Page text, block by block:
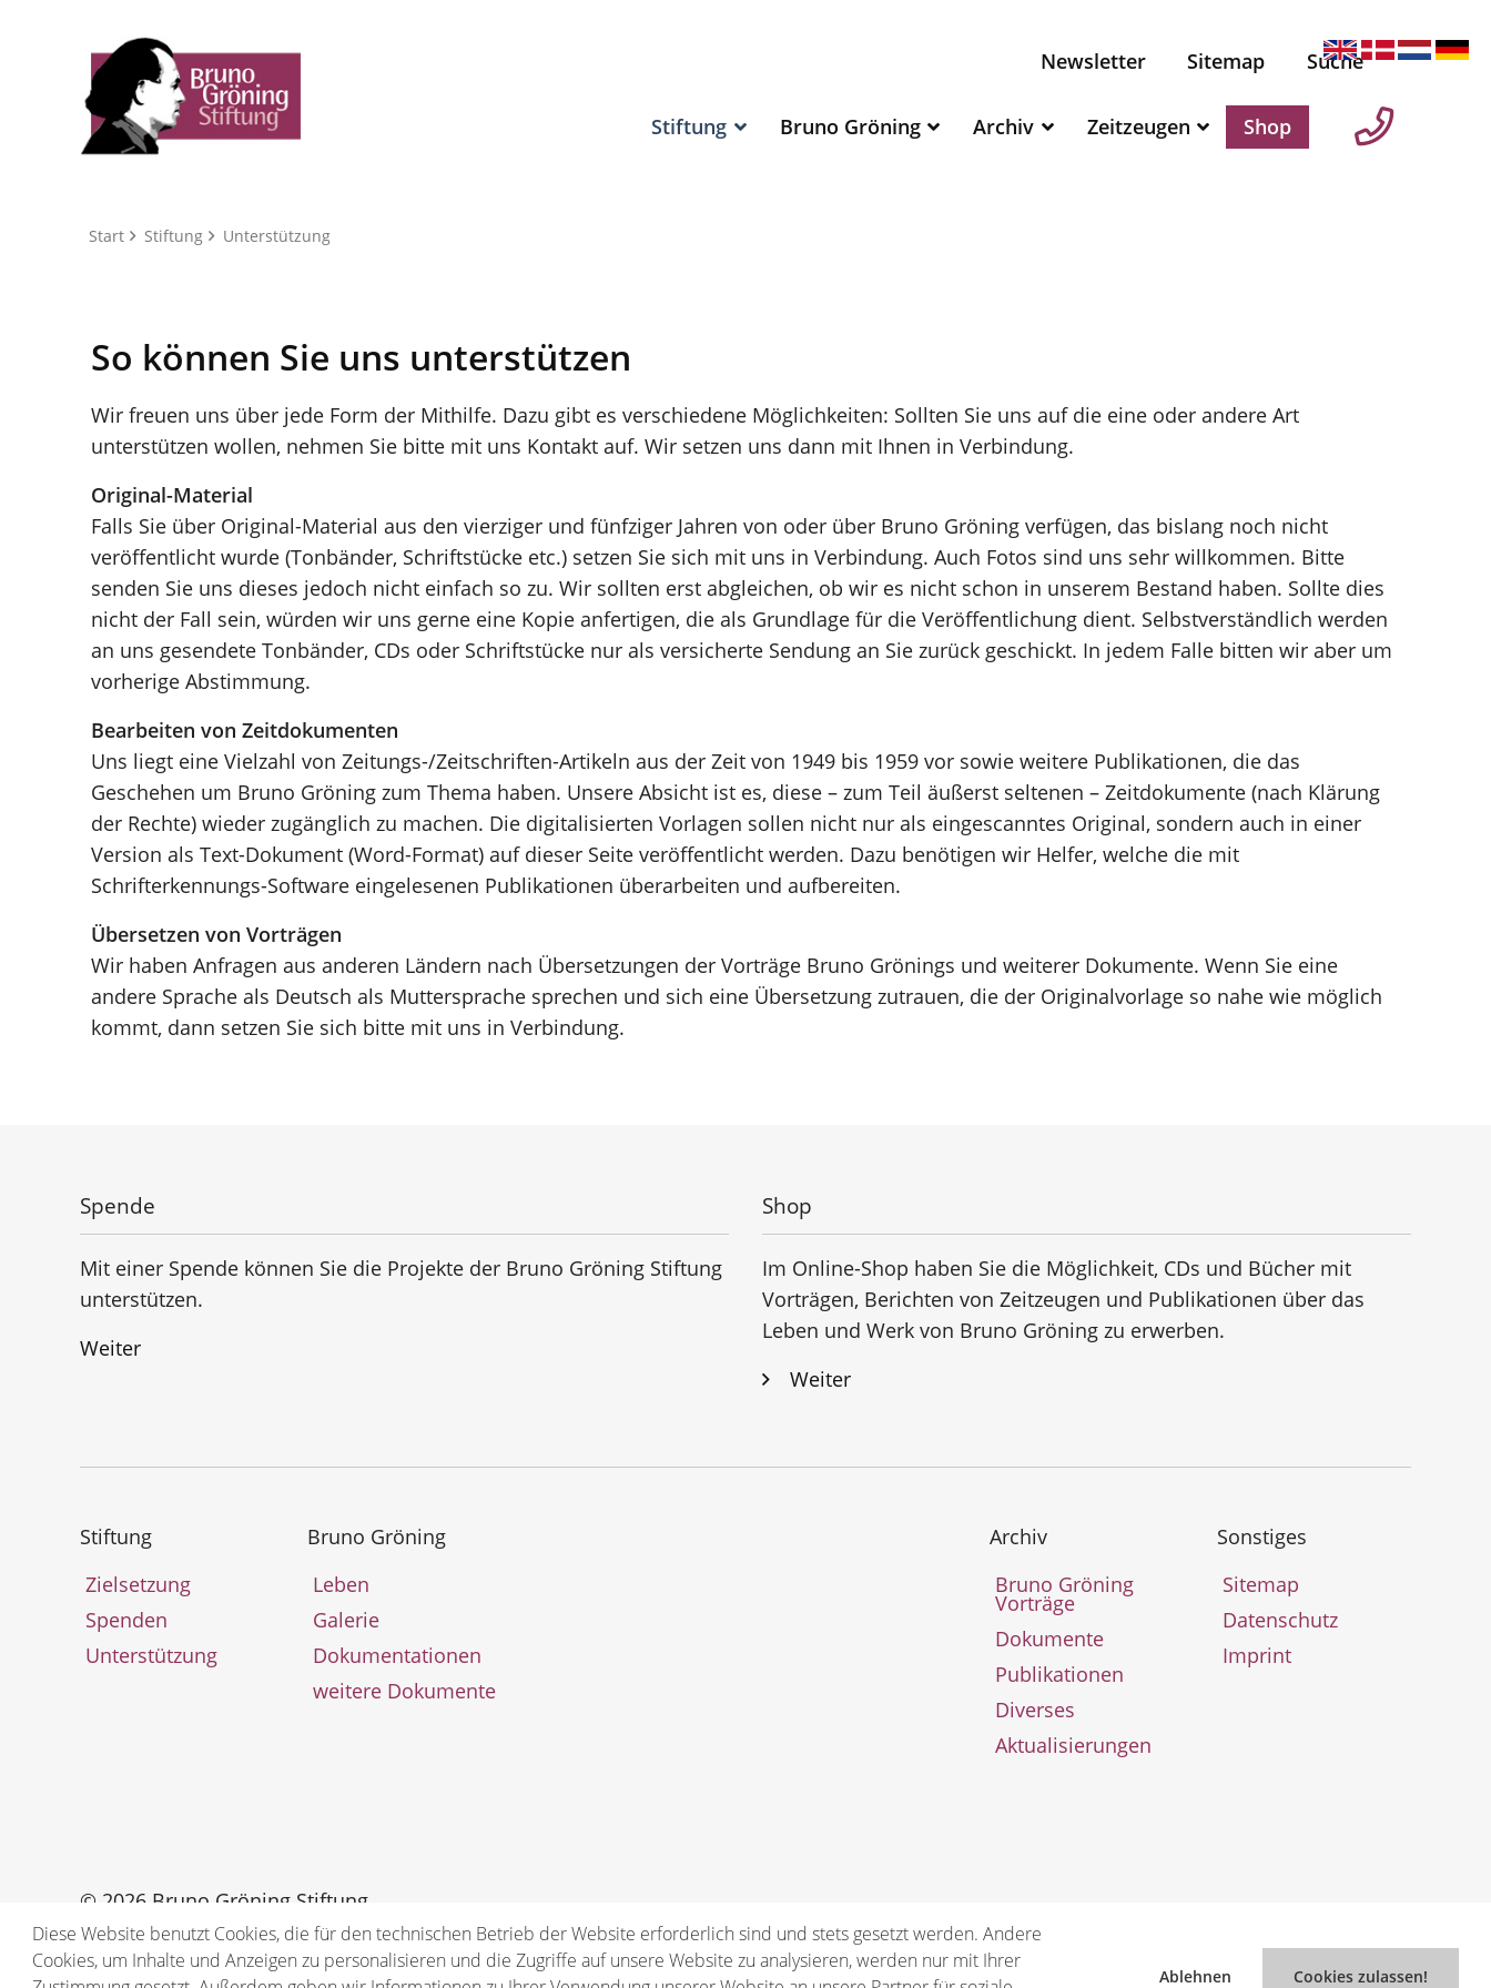
Diese Website benutzt Cookies, die für den technischen Betrieb der Website erforderlich sind und stets gesetzt werden. Andere
Cookies, um Inhalte und Anzeigen zu personalisieren und die Zugriffe auf unsere Website zu analysieren, werden nur mit Ihrer
Ablehnen Cookies zulassen!
Newsletter Sitemap Suche
Stiftung Bruno Gröning Archiv Zeitzeugen Shop
Start Stiftung Unterstützung
So können Sie uns unterstützen
Wir freuen uns über jede Form der Mithilfe. Dazu gibt es verschiedene Möglichkeiten: Sollten Sie uns auf die eine oder andere Art
unterstützen wollen, nehmen Sie bitte mit uns Kontakt auf. Wir setzen uns dann mit Ihnen in Verbindung.
Original-Material
Falls Sie über Original-Material aus den vierziger und fünfziger Jahren von oder über Bruno Gröning verfügen, das bislang noch nicht
veröffentlicht wurde (Tonbänder, Schriftstücke etc.) setzen Sie sich mit uns in Verbindung. Auch Fotos sind uns sehr willkommen. Bitte
senden Sie uns dieses jedoch nicht einfach so zu. Wir sollten erst abgleichen, ob wir es nicht schon in unserem Bestand haben. Sollte dies
nicht der Fall sein, würden wir uns gerne eine Kopie anfertigen, die als Grundlage für die Veröffentlichung dient. Selbstverständlich werden
an uns gesendete Tonbänder, CDs oder Schriftstücke nur als versicherte Sendung an Sie zurück geschickt. In jedem Falle bitten wir aber um
vorherige Abstimmung.
Bearbeiten von Zeitdokumenten
Uns liegt eine Vielzahl von Zeitungs-/Zeitschriften-Artikeln aus der Zeit von 1949 bis 1959 vor sowie weitere Publikationen, die das
Geschehen um Bruno Gröning zum Thema haben. Unsere Absicht ist es, diese – zum Teil äußerst seltenen – Zeitdokumente (nach Klärung
der Rechte) wieder zugänglich zu machen. Die digitalisierten Vorlagen sollen nicht nur als eingescanntes Original, sondern auch in einer
Version als Text-Dokument (Word-Format) auf dieser Seite veröffentlicht werden. Dazu benötigen wir Helfer, welche die mit
Schrifterkennungs-Software eingelesenen Publikationen überarbeiten und aufbereiten.
Übersetzen von Vorträgen
Wir haben Anfragen aus anderen Ländern nach Übersetzungen der Vorträge Bruno Grönings und weiterer Dokumente. Wenn Sie eine
andere Sprache als Deutsch als Muttersprache sprechen und sich eine Übersetzung zutrauen, die der Originalvorlage so nahe wie möglich
kommt, dann setzen Sie sich bitte mit uns in Verbindung.
Spende
Mit einer Spende können Sie die Projekte der Bruno Gröning Stiftung
unterstützen.
Weiter
Shop
Im Online-Shop haben Sie die Möglichkeit, CDs und Bücher mit
Vorträgen, Berichten von Zeitzeugen und Publikationen über das
Leben und Werk von Bruno Gröning zu erwerben.
Weiter
Stiftung
Zielsetzung
Spenden
Unterstützung
Bruno Gröning
Leben
Galerie
Dokumentationen
weitere Dokumente
Archiv
Bruno Gröning
Vorträge
Dokumente
Publikationen
Diverses
Aktualisierungen
Sonstiges
Sitemap
Datenschutz
Imprint
© 2026 Bruno Gröning Stiftung